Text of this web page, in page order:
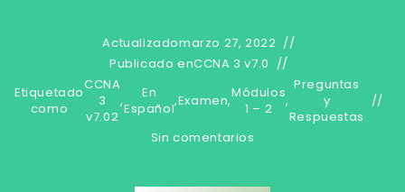
Actualizadomarzo 27, 2022
Publicado enCCNA 3 v7.0
Etiquetado
como
CCNA
3
v7.02
,
En
Español,Examen,Módulos
1 – 2
,
Preguntas
y
Respuestas
Sin comentarios